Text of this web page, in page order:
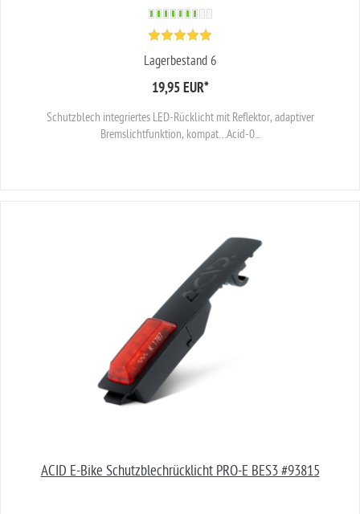
Lagerbestand 6
19,95 EUR*
Schutzblech integriertes LED-Rücklicht mit Reflektor, adaptiver
Bremslichtfunktion, kompat…Acid-0...
ACID E-Bike Schutzblechrücklicht PRO-E BES3 #93815